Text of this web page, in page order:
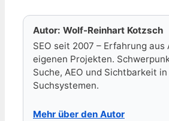
Autor: Wolf-Reinhart Kotzsch
SEO seit 2007 – Erfahrung aus
eigenen Projekten.
Suche, AEO und Sichtbarkeit
Suchsystemen.
Mehr über den Autor